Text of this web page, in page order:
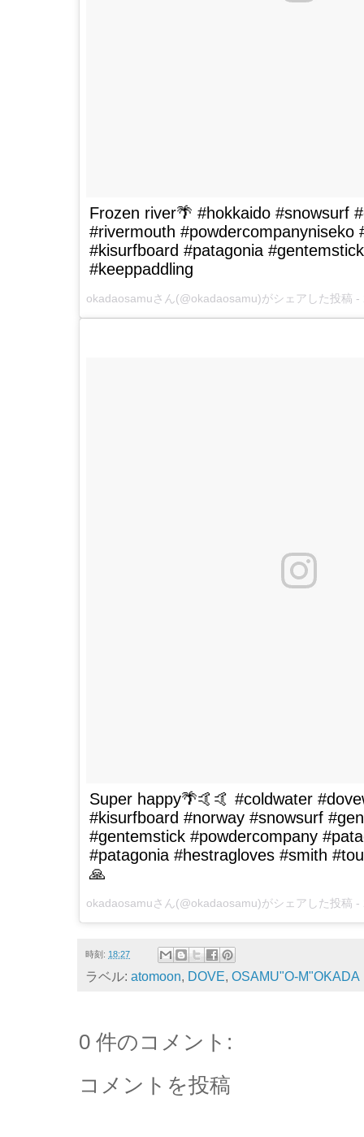
Frozen river🌴 #hokkaido #snowsurf
#rivermouth #powdercompanyniseko
#kisurfboard #patagonia
#keeppaddling
okadaosamuさん(@okadaosamu)がシェアした投稿 -
Super happy🌴🤙🤙 #coldwater
#kisurfboard #norway #snowsurf
#gentemstick #powdercompany
#patagonia #hestragloves #smith
🙏
okadaosamuさん(@okadaosamu)がシェアした投稿 -
時刻: 18:27
ラベル: atomoon, DOVE, OSAMU"O-M"OKADA
0 件のコメント:
コメントを投稿